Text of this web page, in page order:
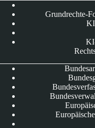
Grundrechte-